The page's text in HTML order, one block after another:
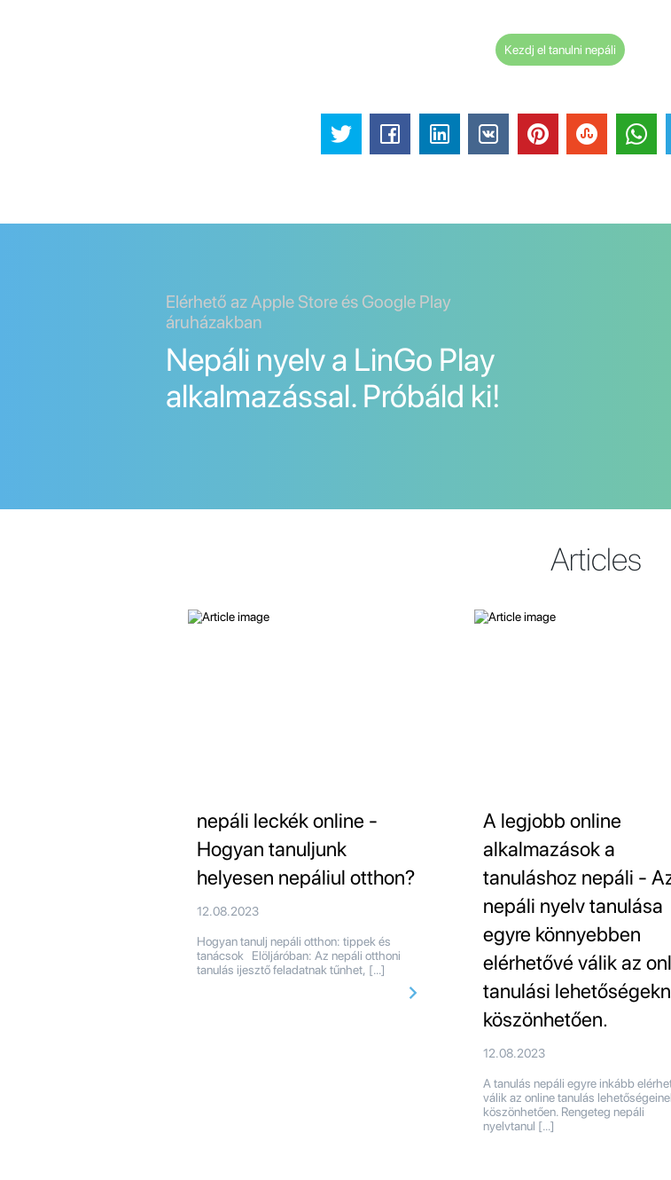
Kezdj el tanulni nepáli
Elérhető az Apple Store és Google Play
áruházakban
Nepáli nyelv a LinGo Play
alkalmazással. Próbáld ki!
Articles
nepáli leckék online -
Hogyan tanuljunk
helyesen nepáliul otthon?
12.08.2023
Hogyan tanulj nepáli otthon: tippek és
tanácsok Elöljáróban: Az nepáli otthoni
tanulás ijesztő feladatnak tűnhet, […]
A legjobb online
alkalmazások a
tanuláshoz nepáli -
nepáli nyelv tanulása
egyre könnyebben
elérhetővé válik az
tanulási
köszönhetően.
12.08.2023
A tanulás nepáli egyre inkább
válik az online tanulás
köszönhetően. Rengeteg nepáli
nyelvtanul […]